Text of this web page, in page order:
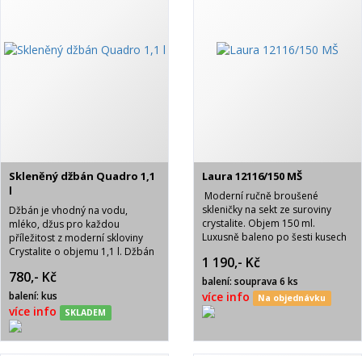
Skleněný džbán Quadro 1,1
l
Džbán je vhodný na vodu,
mléko, džus pro každou
příležitost z moderní skloviny
Crystalite o objemu 1,1 l. Džbán
krabici baléné výrobcem.
780,- Kč
balení: kus
více info SKLADEM
Laura 12116/150 MŠ
Moderní ručně broušené
skleničky na sekt ze suroviny
crystalite. Objem 150 ml.
Luxusně baleno po šesti kusech
výplní.
1 190,- Kč
balení: souprava 6 ks
více info Na objednávku